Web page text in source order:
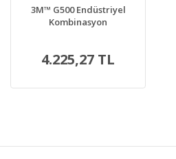
3M™ G500 Endüstriyel
Kombinasyon
4.225,27 TL